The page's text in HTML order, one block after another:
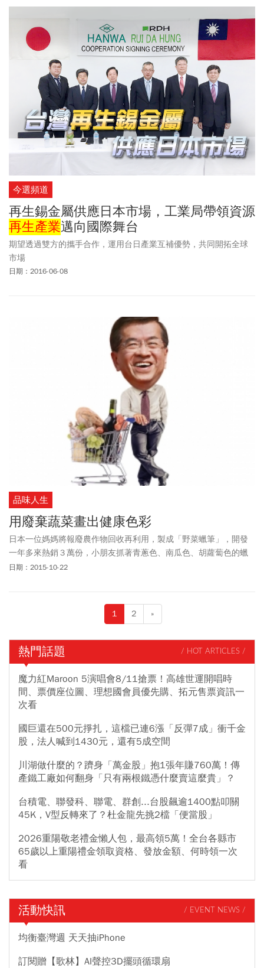
今選頻道
再生錫金屬供應日本市場，工業局帶領資源
再生產業邁向國際舞台
期望透過雙方的攜手合作，運用台日產業互補優勢，共同開拓全球
市場
日期：2016-06-08
品味人生
用廢棄蔬菜畫出健康色彩
日本一位媽媽將報廢農作物回收再利用，製成「野菜蠟筆」，開發
一年多來熱銷３萬份，小朋友抓著青蔥色、南瓜色、胡蘿蔔色的蠟
筆塗鴉畫畫，對蔬果自然多認識幾分。
日期：2015-10-22
1 2 »
熱門話題 / HOT ARTICLES /
魔力紅Maroon 5演唱會8/11搶票！高雄世運開唱時
間、票價座位圖、理想國會員優先購、拓元售票資訊一
次看
國巨還在500元掙扎，這檔已連6漲「反彈7成」衝千金
股，法人喊到1430元，還有5成空間
川湖做什麼的？躋身「萬金股」抱1張年賺760萬！傳
產鐵工廠如何翻身「只有兩根鐵憑什麼賣這麼貴」？
台積電、聯發科、聯電、群創...台股飆逾1400點叩關
45K，V型反轉來了？杜金龍先挑2檔「便當股」
2026重陽敬老禮金懶人包，最高領5萬！全台各縣市
65歲以上重陽禮金領取資格、發放金額、何時領一次
看
活動快訊 / EVENT NEWS /
均衡臺灣週 天天抽iPhone
訂閱贈【歌林】AI聲控3D擺頭循環扇